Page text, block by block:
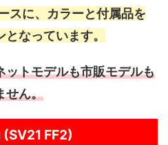
スに、カラーと付属品を
なっています。
ットモデルも市販モデルも
せん。
FF2)